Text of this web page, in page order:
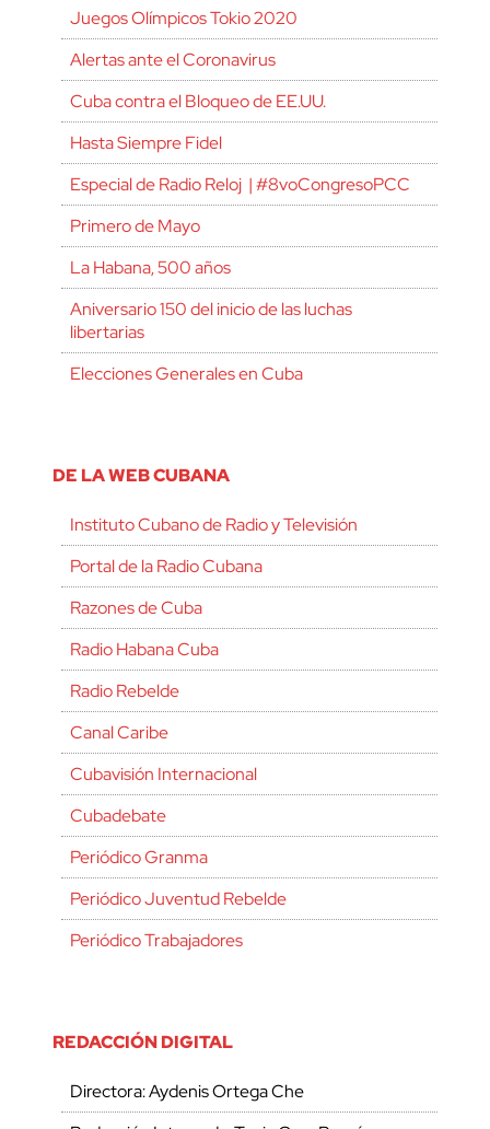
Juegos Olímpicos Tokio 2020
Alertas ante el Coronavirus
Cuba contra el Bloqueo de EE.UU.
Hasta Siempre Fidel
Especial de Radio Reloj | #8voCongresoPCC
Primero de Mayo
La Habana, 500 años
Aniversario 150 del inicio de las luchas
libertarias
Elecciones Generales en Cuba
DE LA WEB CUBANA
Instituto Cubano de Radio y Televisión
Portal de la Radio Cubana
Razones de Cuba
Radio Habana Cuba
Radio Rebelde
Canal Caribe
Cubavisión Internacional
Cubadebate
Periódico Granma
Periódico Juventud Rebelde
Periódico Trabajadores
REDACCIÓN DIGITAL
Directora: Aydenis Ortega Che